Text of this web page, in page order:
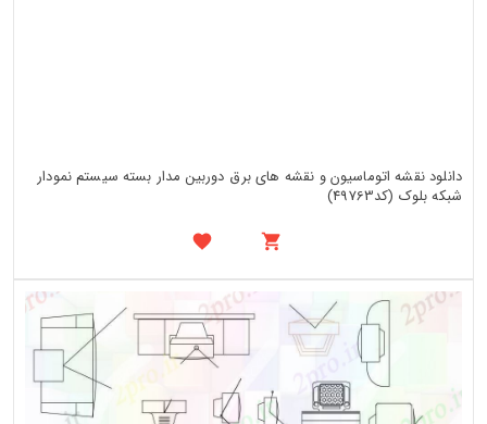
دانلود نقشه اتوماسیون و نقشه های برق دوربین مدار بسته سیستم نمودار
شبکه بلوک (کد49763)